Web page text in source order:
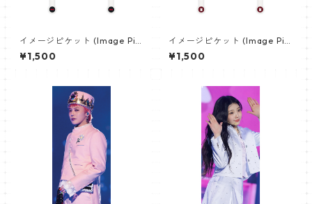
イメージピケット (Image Pic
ket) うちわ - ジョングク (JU
NGKOOK_19)
¥1,500
イメージピケット (Image Pic
ket) うちわ - ジン (JIN-06)
¥1,500